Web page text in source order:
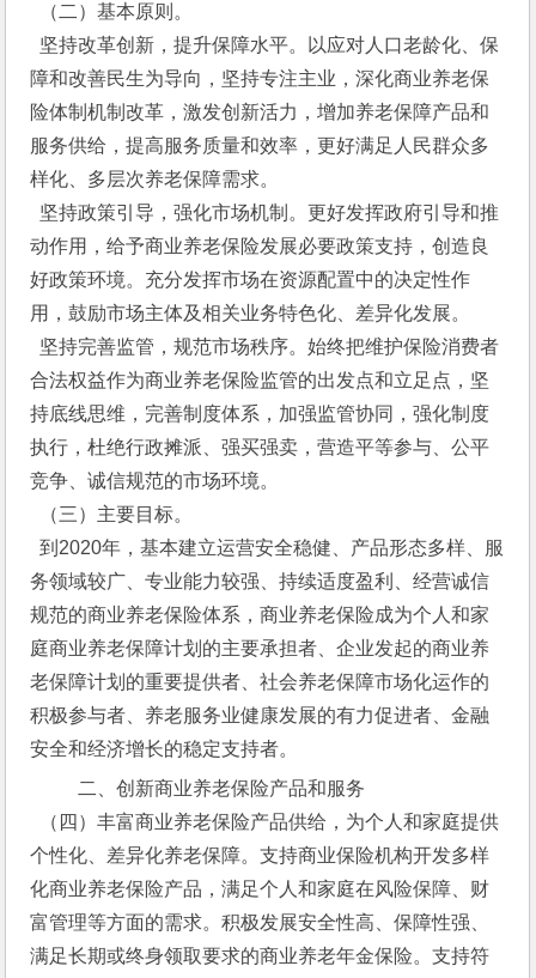
（二）基本原则。
坚持改革创新，提升保障水平。以应对人口老龄化、保
障和改善民生为导向，坚持专注主业，深化商业养老保
险体制机制改革，激发创新活力，增加养老保障产品和
服务供给，提高服务质量和效率，更好满足人民群众多
样化、多层次养老保障需求。
坚持政策引导，强化市场机制。更好发挥政府引导和推
动作用，给予商业养老保险发展必要政策支持，创造良
好政策环境。充分发挥市场在资源配置中的决定性作
用，鼓励市场主体及相关业务特色化、差异化发展。
坚持完善监管，规范市场秩序。始终把维护保险消费者
合法权益作为商业养老保险监管的出发点和立足点，坚
持底线思维，完善制度体系，加强监管协同，强化制度
执行，杜绝行政摊派、强买强卖，营造平等参与、公平
竞争、诚信规范的市场环境。
（三）主要目标。
到2020年，基本建立运营安全稳健、产品形态多样、服
务领域较广、专业能力较强、持续适度盈利、经营诚信
规范的商业养老保险体系，商业养老保险成为个人和家
庭商业养老保障计划的主要承担者、企业发起的商业养
老保障计划的重要提供者、社会养老保障市场化运作的
积极参与者、养老服务业健康发展的有力促进者、金融
安全和经济增长的稳定支持者。
二、创新商业养老保险产品和服务
（四）丰富商业养老保险产品供给，为个人和家庭提供
个性化、差异化养老保障。支持商业保险机构开发多样
化商业养老保险产品，满足个人和家庭在风险保障、财
富管理等方面的需求。积极发展安全性高、保障性强、
满足长期或终身领取要求的商业养老年金保险。支持符